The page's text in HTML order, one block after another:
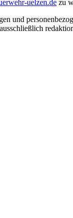
uelzen.de zu
und